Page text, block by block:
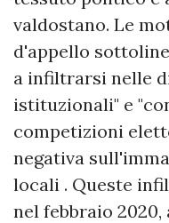
valdostano. Le
d'appello
a infiltrarsi nelle
istituzionali" e
competizioni
negativa
locali . Queste
nel febbraio